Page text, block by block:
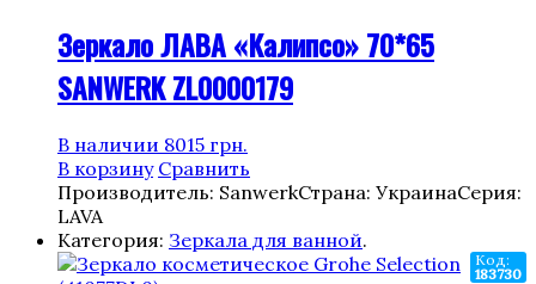
Зеркало ЛАВА «Калипсо» 70*65
SANWERK ZL0000179
В наличии 8015 грн.
В корзину Сравнить
Производитель: SanwerkСтрана: УкраинаСерия:
LAVA
Категория: Зеркала для ванной.
Код:
183730